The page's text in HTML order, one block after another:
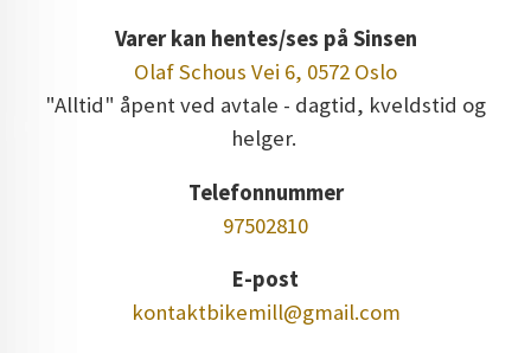
Varer kan hentes/ses på Sinsen
Olaf Schous Vei 6, 0572 Oslo
"Alltid" åpent ved avtale - dagtid, kveldstid og
helger.
Telefonnummer
97502810
E-post
kontaktbikemill@gmail.com